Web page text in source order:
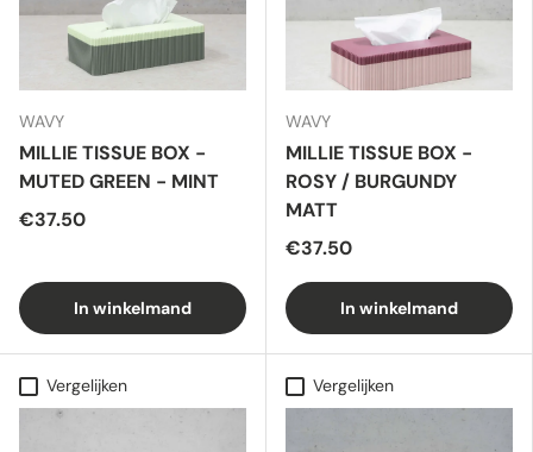
WAVY
MILLIE TISSUE BOX -
MUTED GREEN - MINT
€37.50
In winkelmand
WAVY
MILLIE TISSUE BOX -
ROSY / BURGUNDY
MATT
€37.50
In winkelmand
Vergelijken Vergelijken